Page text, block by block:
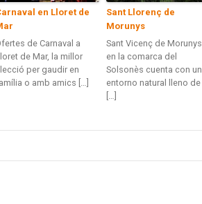
en Lloret de
de Carnaval a
de Mar, la millor
per gaudir en
o amb amics […]
Sant Llorenç de
Morunys
Sant Vicenç de Morunys
en la comarca del
Solsonès cuenta con un
entorno natural lleno de
[…]